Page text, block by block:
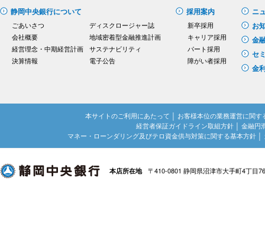
静岡中央銀行について
ごあいさつ
会社概要
経営理念・中期経営計画
決算情報
ディスクロージャー誌
地域密着型金融推進計画
サステナビリティ
電子公告
採用案内
新卒採用
キャリア採用
パート採用
障がい者採用
ニ
お
金
セ
金
本サイトのご利用にあたって │ お客様本位の業務運営に関す
経営者保証ガイドライン取組方針│ 金融円
マネー・ローンダリング及びテロ資金供与対策に関する基本方針 │
本店所在地 〒410-0801 静岡県沼津市大手町4丁目